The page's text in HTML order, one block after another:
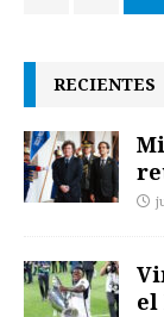
RECIENTES
el